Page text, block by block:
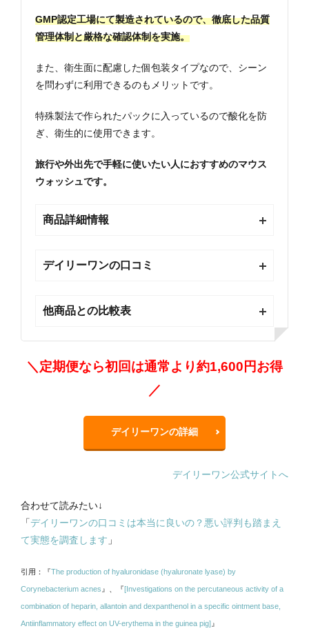
GMP認定工場にて製造されているので、徹底した品質
管理体制と厳格な確認体制を実施。
また、衛生面に配慮した個包装タイプなので、シーン
を問わずに利用できるのもメリットです。
特殊製法で作られたパックに入っているので酸化を防
ぎ、衛生的に使用できます。
旅行や外出先で手軽に使いたい人におすすめのマウス
ウォッシュです。
商品詳細情報
デイリーワンの口コミ
他商品との比較表
＼定期便なら初回は通常より約1,600円お得
／
デイリーワンの詳細
デイリーワン公式サイトへ
合わせて読みたい↓
「デイリーワンの口コミは本当に良いの？悪い評判も踏まえ
て実態を調査します 」
引用：『The production of hyaluronidase (hyaluronate lyase) by
Corynebacterium acnes 』 、『[Investigations on the percutaneous activity of a
combination of heparin, allantoin and dexpanthenol in a specific ointment base,
Antiinflammatory effect on UV-erythema in the guinea pig] 』